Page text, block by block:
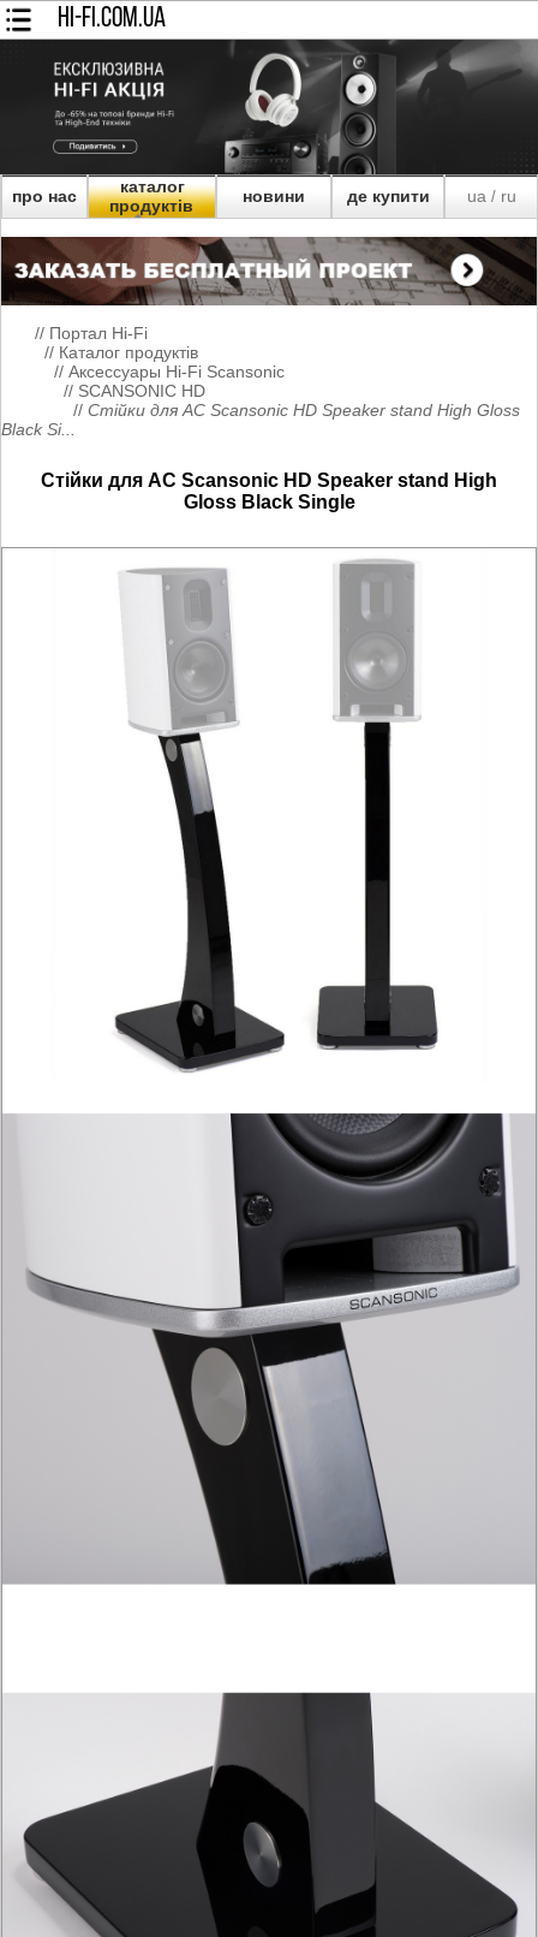
HI-FI.COM.UA
про нас
каталог
продуктів
новини де купити ua/ ru
// Портал Hi-Fi
// Каталог продуктів
// Аксессуары Hi-Fi Scansonic
// SCANSONIC HD
// Стійки для AC Scansonic HD Speaker stand High Gloss
Black Si...
Стійки для AC Scansonic HD Speaker stand High
Gloss Black Single